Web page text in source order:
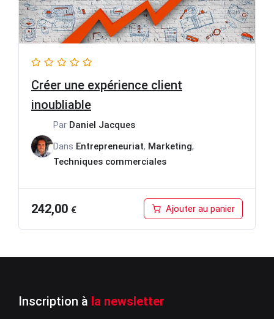
Créer une expérience client
inoubliable
Par Daniel Jacques
Dans Entrepreneuriat, Marketing,
Techniques commerciales
242,00 € Ajouter au panier
Inscription à la newsletter